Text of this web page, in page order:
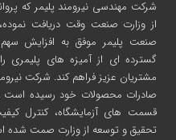
شرکت مهندسی نیرومند پلیمر
از وزارت صنعت وقت دریافت
صنعت پلیمر موفق به افزایش
گسترده ای از آمیزه های
مشتریان عزیز فراهم کند. شرکت
صادرات محصولات خود رسیده
قسمت های آزمایشگاه، کنترل
تحقیق و توسعه از وزارت صمت شده